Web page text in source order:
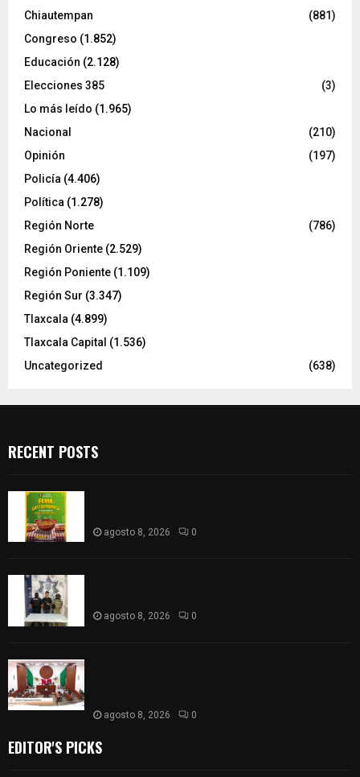
Chiautempan
(881)
Congreso (1.852)
Educación (2.128)
Elecciones 385
(3)
Lo más leído (1.965)
Nacional
(210)
Opinión
(197)
Policía (4.406)
Política (1.278)
Región Norte
(786)
Región Oriente (2.529)
Región Poniente (1.109)
Región Sur (3.347)
Tlaxcala (4.899)
Tlaxcala Capital (1.536)
Uncategorized
(638)
RECENT POSTS
agosto 8, 2026 0
agosto 8, 2026 0
agosto 8, 2026 0
EDITOR'S PICKS